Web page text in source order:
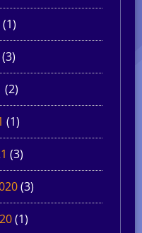
(1)
(3)
(2)
(1)
(3)
(3)
(1)